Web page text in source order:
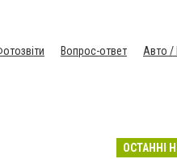
Вопрос-ответ
Авто /
ОСТАННІ